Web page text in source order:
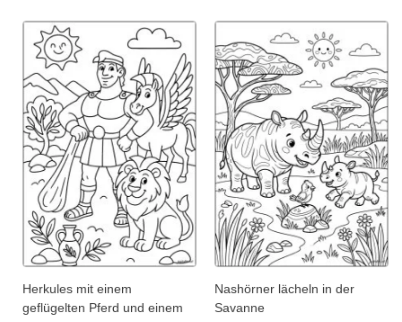
Herkules mit einem
geflügelten Pferd und einem
Nashörner lächeln in der
Savanne